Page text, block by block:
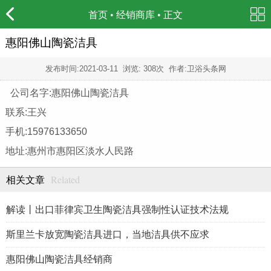
首页 • 经销商库 • 正文
惠阳佛山陶瓷洁具
发布时间:2021-03-11 浏览: 308次 作者:卫浴头条网
公司名字:惠阳佛山陶瓷洁具
联系:王兴
手机:15976133650
地址:惠州市惠阳区淡水人民路
相关文章 Related
解读丨出口菲律宾卫生陶瓷洁具强制性认证技术法规
斯里兰卡放宽陶瓷洁具进口，当地洁具供不应求
惠阳佛山陶瓷洁具经销商